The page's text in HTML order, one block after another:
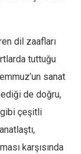
dil zaafları
tuttuğu
sanat
de doğru,
gibi çeşitli
karşısında